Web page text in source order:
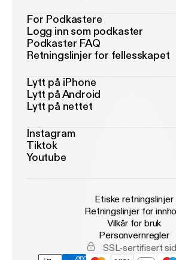
For Podkastere
Logg inn som podkaster
Podkaster FAQ
Retningslinjer for fellesskapet
Lytt på iPhone
Lytt på Android
Lytt på nettet
Instagram
Tiktok
Youtube
Etiske retningslinjer
Retningslinjer for
Vilkår for bruk
Personvernregler
SSL-sertifisert